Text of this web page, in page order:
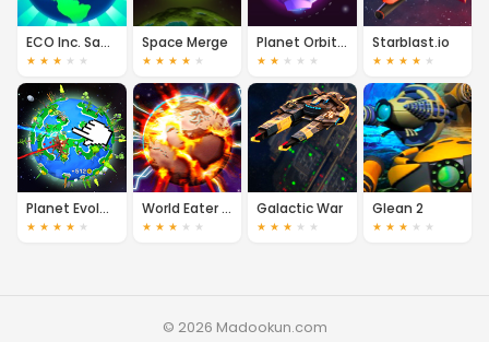
ECO Inc. Save the Earth
★ ★ ★ ★ ★
Space Merge
★ ★ ★ ★ ★
Planet Orbit: Rocket Jump
★ ★ ★ ★ ★
Starblast.io
★ ★ ★ ★ ★
Planet Evolution: Idle Clicker
★ ★ ★ ★ ★
World Eater Idle
★ ★ ★ ★ ★
Galactic War
★ ★ ★ ★ ★
Glean 2
★ ★ ★ ★ ★
© 2026 Madookun.com